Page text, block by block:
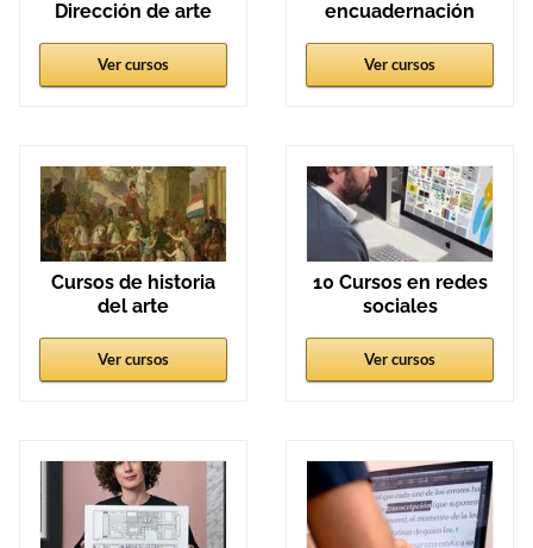
Dirección de arte
Ver cursos
encuadernación
Ver cursos
Cursos de historia
del arte
Ver cursos
10 Cursos en redes
sociales
Ver cursos